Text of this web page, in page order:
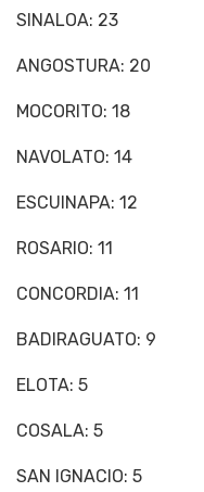
SINALOA: 23
ANGOSTURA: 20
MOCORITO: 18
NAVOLATO: 14
ESCUINAPA: 12
ROSARIO: 11
CONCORDIA: 11
BADIRAGUATO: 9
ELOTA: 5
COSALA: 5
SAN IGNACIO: 5